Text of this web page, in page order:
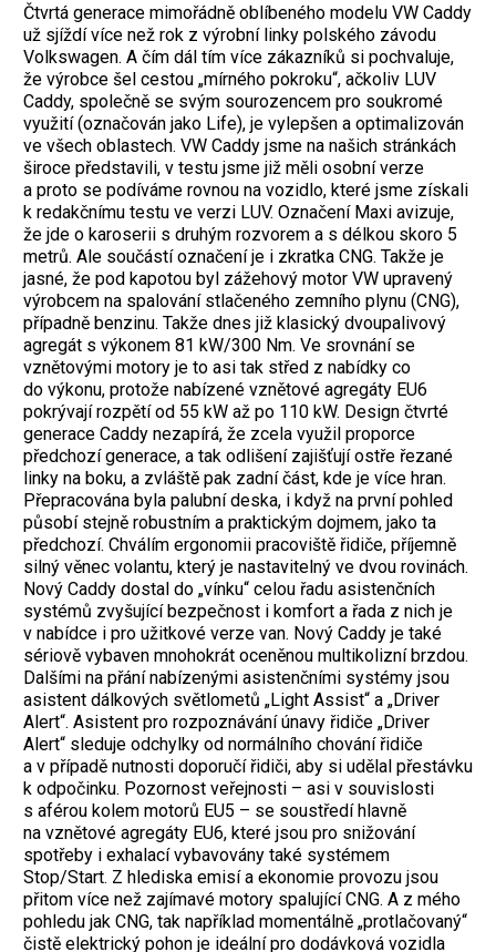
Čtvrtá generace mimořádně oblíbeného modelu VW Caddy
už sjíždí více než rok z výrobní linky polského závodu
Volkswagen. A čím dál tím více zákazníků si pochvaluje,
že výrobce šel cestou „mírného pokroku“, ačkoliv LUV
Caddy, společně se svým sourozencem pro soukromé
využití (označován jako Life), je vylepšen a optimalizován
ve všech oblastech. VW Caddy jsme na našich stránkách
široce představili, v testu jsme již měli osobní verze
a proto se podíváme rovnou na vozidlo, které jsme získali
k redakčnímu testu ve verzi LUV. Označení Maxi avizuje,
že jde o karoserii s druhým rozvorem a s délkou skoro 5
metrů. Ale součástí označení je i zkratka CNG. Takže je
jasné, že pod kapotou byl zážehový motor VW upravený
výrobcem na spalování stlačeného zemního plynu (CNG),
případně benzinu. Takže dnes již klasický dvoupalivový
agregát s výkonem 81 kW/300 Nm. Ve srovnání se
vznětovými motory je to asi tak střed z nabídky co
do výkonu, protože nabízené vznětové agregáty EU6
pokrývají rozpětí od 55 kW až po 110 kW. Design čtvrté
generace Caddy nezapírá, že zcela využil proporce
předchozí generace, a tak odlišení zajišťují ostře řezané
linky na boku, a zvláště pak zadní část, kde je více hran.
Přepracována byla palubní deska, i když na první pohled
působí stejně robustním a praktickým dojmem, jako ta
předchozí. Chválím ergonomii pracoviště řidiče, příjemně
silný věnec volantu, který je nastavitelný ve dvou rovinách.
Nový Caddy dostal do „vínku“ celou řadu asistenčních
systémů zvyšující bezpečnost i komfort a řada z nich je
v nabídce i pro užitkové verze van. Nový Caddy je také
sériově vybaven mnohokrát oceněnou multikolizní brzdou.
Dalšími na přání nabízenými asistenčními systémy jsou
asistent dálkových světlometů „Light Assist“ a „Driver
Alert“. Asistent pro rozpoznávání únavy řidiče „Driver
Alert“ sleduje odchylky od normálního chování řidiče
a v případě nutnosti doporučí řidiči, aby si udělal přestávku
k odpočinku. Pozornost veřejnosti – asi v souvislosti
s aférou kolem motorů EU5 – se soustředí hlavně
na vznětové agregáty EU6, které jsou pro snižování
spotřeby i exhalací vybavovány také systémem
Stop/Start. Z hlediska emisí a ekonomie provozu jsou
přitom více než zajímavé motory spalující CNG. A z mého
pohledu jak CNG, tak například momentálně „protlačovaný“
čistě elektrický pohon je ideální pro dodávková vozidla